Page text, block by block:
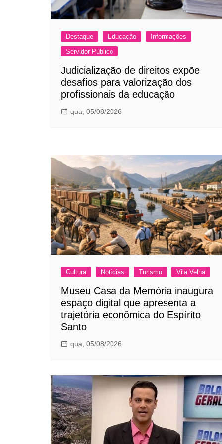
Destaque Educação
Informações
Servidor Público
Judicialização de direitos expõe
desafios para valorização dos
profissionais da educação
qua, 05/08/2026
Cultura Notícias Turismo Vila Velha
Museu Casa da Memória inaugura
espaço digital que apresenta a
trajetória econômica do Espírito
Santo
qua, 05/08/2026